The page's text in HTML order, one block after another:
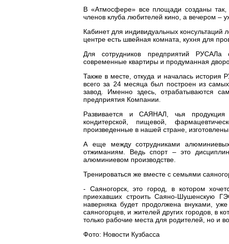
В «Атмосфере» все площади созданы так,
членов клуба любителей кино, а вечером –
Кабинет для индивидуальных консультаций
центре есть швейная комната, кухня для
Для сотрудников предприятий
современные квартиры и продуманная
Также в месте, откуда и началась история
всего за 24 месяца был построен из
завод. Именно здесь, отрабатываются
предприятия Компании.
Развивается и САЯНАЛ, чья продукция
кондитерской, пищевой,
произведенные в нашей стране,
А еще между сотрудниками алюминиевых
отжиманиям. Ведь спорт – это
алюминиевом производстве.
Тренироваться же вместе с семьями
- Саяногорск, это город, в котором
приехавших строить Саяно-Шушенскую
наверняка будет продолжена внуками,
саяногорцев, и жителей других городов, в
только рабочие места для родителей, но и
Фото: Новости Кузбасса